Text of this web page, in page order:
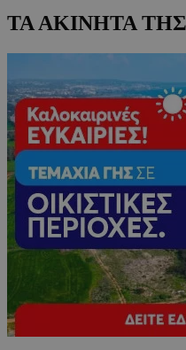
ΤΑ ΑΚΙΝΗΤΑ